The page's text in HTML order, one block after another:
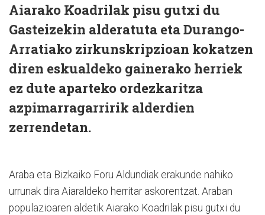
Aiarako Koadrilak pisu gutxi du
Gasteizekin alderatuta eta Durango-
Arratiako zirkunskripzioan kokatzen
diren eskualdeko gainerako herriek
ez dute aparteko ordezkaritza
azpimarragarririk alderdien
zerrendetan.
Araba eta Bizkaiko Foru Aldundiak erakunde nahiko
urrunak dira Aiaraldeko herritar askorentzat. Araban
populazioaren aldetik Aiarako Koadrilak pisu gutxi du